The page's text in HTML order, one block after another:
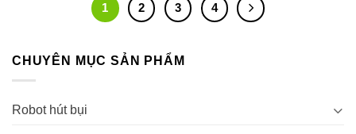
1 2 3 4
CHUYÊN MỤC SẢN PHẨM
Robot hút bụi